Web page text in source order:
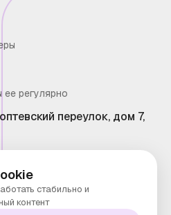
регулярно
переулок, дом 7,
2026 ©
материалов сайта без
стабильно и
контент